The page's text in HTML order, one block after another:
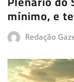
mínimo, e
Redação